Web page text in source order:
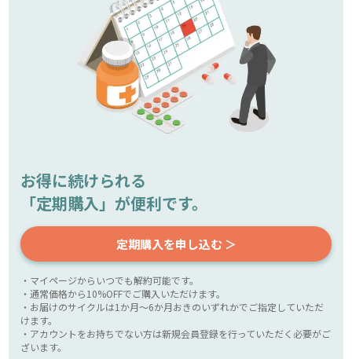
お得に続けられる
「定期購入」が便利です。
定期購入を申し込む ＞
・マイページからいつでも解約可能です。
・通常価格から10%OFFでご購入いただけます。
・お届けのサイクルは1か月～6か月おきのいずれかでご指定していただ
けます。
・アカウントをお持ちでない方は新規会員登録を行っていただく必要がご
ざいます。